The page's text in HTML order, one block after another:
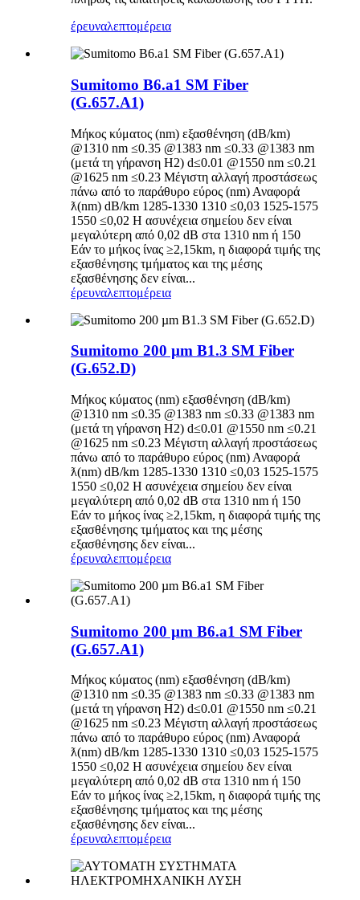
έρευναλεπτομέρεια
Sumitomo B6.a1 SM Fiber
(G.657.A1)
Μήκος κύματος (nm) εξασθένηση (dB/km)
@1310 nm ≤0.35 @1383 nm ≤0.33 @1383 nm
(μετά τη γήρανση H2) d≤0.01 @1550 nm ≤0.21
@1625 nm ≤0.23 Μέγιστη αλλαγή προστάσεως
πάνω από το παράθυρο εύρος (nm) Αναφορά
ƛ(nm) dB/km 1285-1330 1310 ≤0,03 1525-1575
1550 ≤0,02 Η ασυνέχεια σημείου δεν είναι
μεγαλύτερη από 0,02 dB στα 1310 nm ή 150
Εάν το μήκος ίνας ≥2,15km, η διαφορά τιμής της
εξασθένησης τμήματος και της μέσης
εξασθένησης δεν είναι...
έρευναλεπτομέρεια
Sumitomo 200 µm B1.3 SM Fiber
(G.652.D)
Μήκος κύματος (nm) εξασθένηση (dB/km)
@1310 nm ≤0.35 @1383 nm ≤0.33 @1383 nm
(μετά τη γήρανση H2) d≤0.01 @1550 nm ≤0.21
@1625 nm ≤0.23 Μέγιστη αλλαγή προστάσεως
πάνω από το παράθυρο εύρος (nm) Αναφορά
ƛ(nm) dB/km 1285-1330 1310 ≤0,03 1525-1575
1550 ≤0,02 Η ασυνέχεια σημείου δεν είναι
μεγαλύτερη από 0,02 dB στα 1310 nm ή 150
Εάν το μήκος ίνας ≥2,15km, η διαφορά τιμής της
εξασθένησης τμήματος και της μέσης
εξασθένησης δεν είναι...
έρευναλεπτομέρεια
Sumitomo 200 µm B6.a1 SM Fiber
(G.657.A1)
Μήκος κύματος (nm) εξασθένηση (dB/km)
@1310 nm ≤0.35 @1383 nm ≤0.33 @1383 nm
(μετά τη γήρανση H2) d≤0.01 @1550 nm ≤0.21
@1625 nm ≤0.23 Μέγιστη αλλαγή προστάσεως
πάνω από το παράθυρο εύρος (nm) Αναφορά
ƛ(nm) dB/km 1285-1330 1310 ≤0,03 1525-1575
1550 ≤0,02 Η ασυνέχεια σημείου δεν είναι
μεγαλύτερη από 0,02 dB στα 1310 nm ή 150
Εάν το μήκος ίνας ≥2,15km, η διαφορά τιμής της
εξασθένησης τμήματος και της μέσης
εξασθένησης δεν είναι...
έρευναλεπτομέρεια